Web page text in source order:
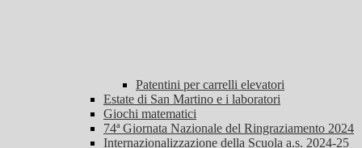
Patentini per carrelli elevatori
Estate di San Martino e i laboratori
Giochi matematici
74ª Giornata Nazionale del Ringraziamento 2024
Internazionalizzazione della Scuola a.s. 2024-25